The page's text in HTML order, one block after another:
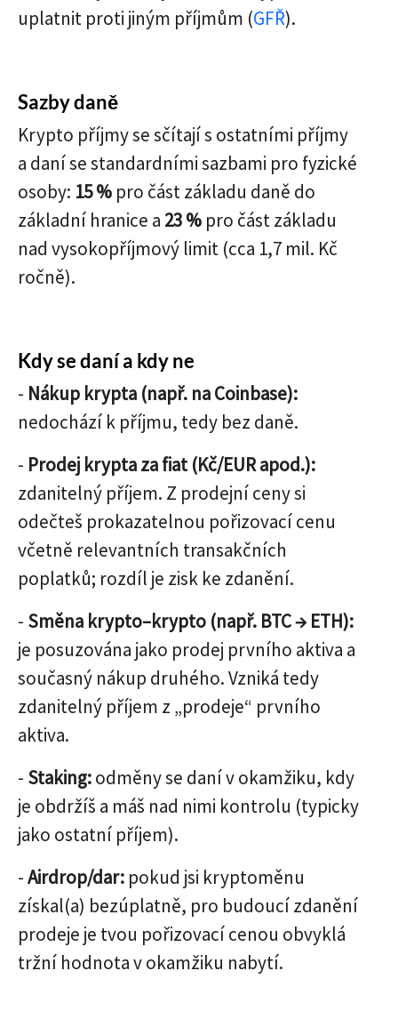
uplatnit proti jiným příjmům (GFŘ).
Sazby daně
Krypto příjmy se sčítají s ostatními příjmy
a daní se standardními sazbami pro fyzické
osoby: 15 % pro část základu daně do
základní hranice a 23 % pro část základu
nad vysokopříjmový limit (cca 1,7 mil. Kč
ročně).
Kdy se daní a kdy ne
- Nákup krypta (např. na Coinbase):
nedochází k příjmu, tedy bez daně.
- Prodej krypta za fiat (Kč/EUR apod.):
zdanitelný příjem. Z prodejní ceny si
odečteš prokazatelnou pořizovací cenu
včetně relevantních transakčních
poplatků; rozdíl je zisk ke zdanění.
- Směna krypto–krypto (např. BTC → ETH):
je posuzována jako prodej prvního aktiva a
současný nákup druhého. Vzniká tedy
zdanitelný příjem z „prodeje“ prvního
aktiva.
- Staking:odměny se daní v okamžiku, kdy
je obdržíš a máš nad nimi kontrolu (typicky
jako ostatní příjem).
-Airdrop/dar: pokud jsi kryptoměnu
získal(a) bezúplatně, pro budoucí zdanění
prodeje je tvou pořizovací cenou obvyklá
tržní hodnota v okamžiku nabytí.